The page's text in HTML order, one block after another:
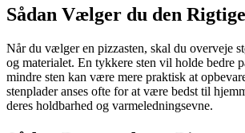
Sådan Vælger du den
Når du vælger en pizzasten, skal du overveje
og materialet. En tykkere sten vil holde bedre
mindre sten kan være mere praktisk at
stenplader anses ofte for at være bedst til
deres holdbarhed og varmeledningsevne.